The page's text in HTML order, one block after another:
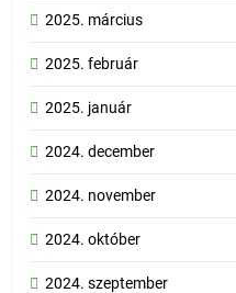
2025. március
2025. február
2025. január
2024. december
2024. november
2024. október
2024. szeptember